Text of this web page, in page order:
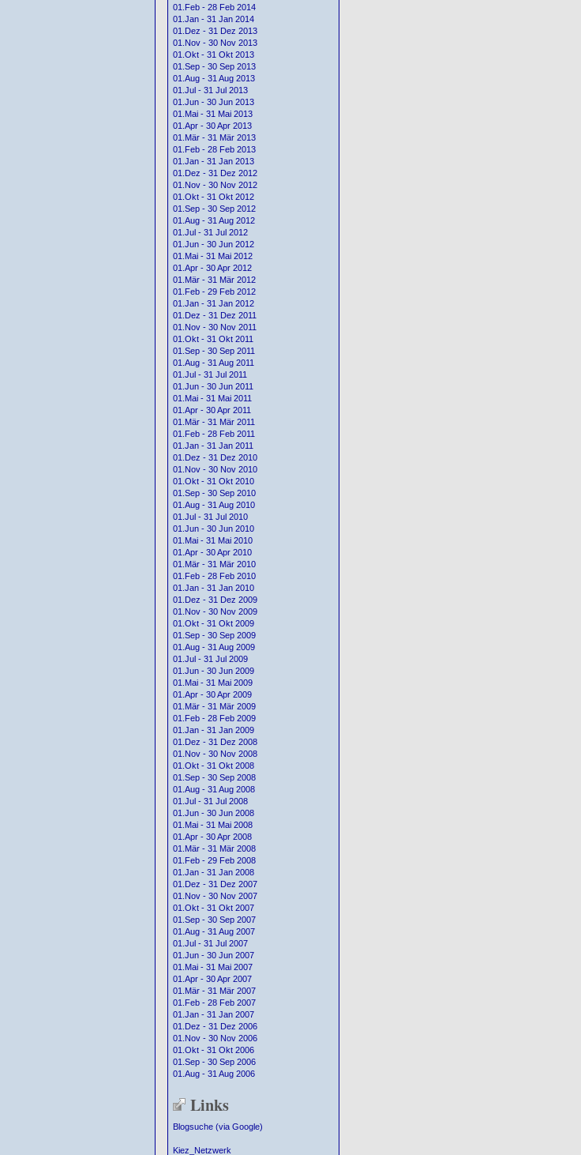
01.Feb - 28 Feb 2014
01.Jan - 31 Jan 2014
01.Dez - 31 Dez 2013
01.Nov - 30 Nov 2013
01.Okt - 31 Okt 2013
01.Sep - 30 Sep 2013
01.Aug - 31 Aug 2013
01.Jul - 31 Jul 2013
01.Jun - 30 Jun 2013
01.Mai - 31 Mai 2013
01.Apr - 30 Apr 2013
01.Mär - 31 Mär 2013
01.Feb - 28 Feb 2013
01.Jan - 31 Jan 2013
01.Dez - 31 Dez 2012
01.Nov - 30 Nov 2012
01.Okt - 31 Okt 2012
01.Sep - 30 Sep 2012
01.Aug - 31 Aug 2012
01.Jul - 31 Jul 2012
01.Jun - 30 Jun 2012
01.Mai - 31 Mai 2012
01.Apr - 30 Apr 2012
01.Mär - 31 Mär 2012
01.Feb - 29 Feb 2012
01.Jan - 31 Jan 2012
01.Dez - 31 Dez 2011
01.Nov - 30 Nov 2011
01.Okt - 31 Okt 2011
01.Sep - 30 Sep 2011
01.Aug - 31 Aug 2011
01.Jul - 31 Jul 2011
01.Jun - 30 Jun 2011
01.Mai - 31 Mai 2011
01.Apr - 30 Apr 2011
01.Mär - 31 Mär 2011
01.Feb - 28 Feb 2011
01.Jan - 31 Jan 2011
01.Dez - 31 Dez 2010
01.Nov - 30 Nov 2010
01.Okt - 31 Okt 2010
01.Sep - 30 Sep 2010
01.Aug - 31 Aug 2010
01.Jul - 31 Jul 2010
01.Jun - 30 Jun 2010
01.Mai - 31 Mai 2010
01.Apr - 30 Apr 2010
01.Mär - 31 Mär 2010
01.Feb - 28 Feb 2010
01.Jan - 31 Jan 2010
01.Dez - 31 Dez 2009
01.Nov - 30 Nov 2009
01.Okt - 31 Okt 2009
01.Sep - 30 Sep 2009
01.Aug - 31 Aug 2009
01.Jul - 31 Jul 2009
01.Jun - 30 Jun 2009
01.Mai - 31 Mai 2009
01.Apr - 30 Apr 2009
01.Mär - 31 Mär 2009
01.Feb - 28 Feb 2009
01.Jan - 31 Jan 2009
01.Dez - 31 Dez 2008
01.Nov - 30 Nov 2008
01.Okt - 31 Okt 2008
01.Sep - 30 Sep 2008
01.Aug - 31 Aug 2008
01.Jul - 31 Jul 2008
01.Jun - 30 Jun 2008
01.Mai - 31 Mai 2008
01.Apr - 30 Apr 2008
01.Mär - 31 Mär 2008
01.Feb - 29 Feb 2008
01.Jan - 31 Jan 2008
01.Dez - 31 Dez 2007
01.Nov - 30 Nov 2007
01.Okt - 31 Okt 2007
01.Sep - 30 Sep 2007
01.Aug - 31 Aug 2007
01.Jul - 31 Jul 2007
01.Jun - 30 Jun 2007
01.Mai - 31 Mai 2007
01.Apr - 30 Apr 2007
01.Mär - 31 Mär 2007
01.Feb - 28 Feb 2007
01.Jan - 31 Jan 2007
01.Dez - 31 Dez 2006
01.Nov - 30 Nov 2006
01.Okt - 31 Okt 2006
01.Sep - 30 Sep 2006
01.Aug - 31 Aug 2006
Links
Blogsuche (via Google)
Kiez_Netzwerk